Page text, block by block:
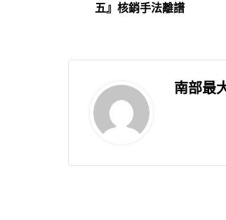
五』核銷手法離譜
南部最